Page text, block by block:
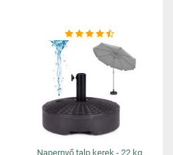
Napernyő talp kerek - 22 kg